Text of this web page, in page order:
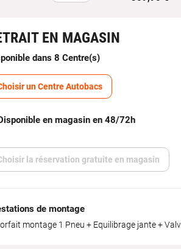
EN MAGASIN
dans 8 Centre(s)
un Centre Autobacs
en magasin en 48/72h
la réservation gratuite en magasin
de montage
montage 1 Pneu + Equilibrage jante +